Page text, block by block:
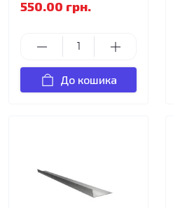
550.00 грн.
До кошика